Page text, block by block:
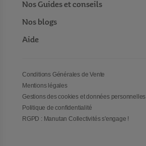
Nos Guides et conseils
Nos blogs
Aide
Conditions Générales de Vente
Mentions légales
Gestions des cookies et données personnelles
Politique de confidentialité
RGPD : Manutan Collectivités s'engage !